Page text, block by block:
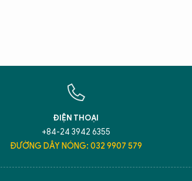
ĐIỆN THOẠI
+84-24 3942 6355
ĐƯỜNG DÂY NÓNG: 032 9907 579
5 điểm nghẽn của Hà Nội giải pháp xử lý điểm